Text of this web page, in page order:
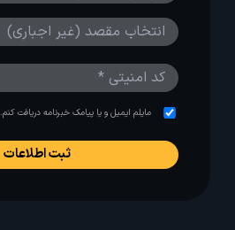
مایلم ایمیل و یا پیامک خبرنامه دریافت کنم.